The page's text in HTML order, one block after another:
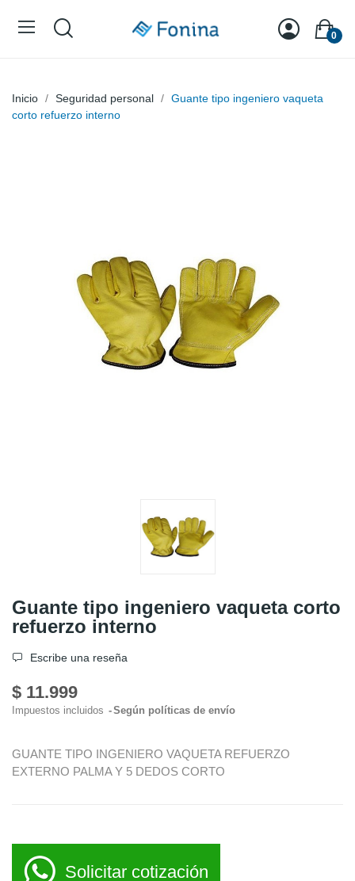
0
Inicio Seguridad personal
Guante tipo ingeniero vaqueta
corto refuerzo interno
Guante tipo ingeniero vaqueta corto
refuerzo interno
Escribe una reseña
$ 11.999
Impuestos incluidos Según políticas de envío
GUANTE TIPO INGENIERO VAQUETA REFUERZO
EXTERNO PALMA Y 5 DEDOS CORTO
Solicitar cotización